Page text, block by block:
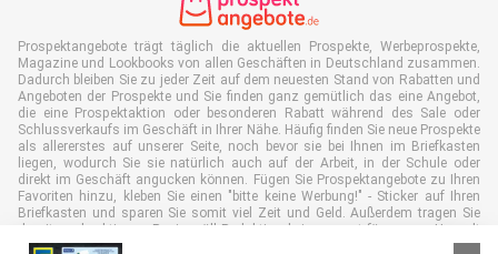
Prospektangebote trägt täglich die aktuellen Prospekte, Werbeprospekte,
Magazine und Lookbooks von allen Geschäften in Deutschland zusammen.
Dadurch bleiben Sie zu jeder Zeit auf dem neuesten Stand von Rabatten und
Angeboten der Prospekte und Sie finden ganz gemütlich das eine Angebot,
die eine Prospektaktion oder besonderen Rabatt während des Sale oder
Schlussverkaufs im Geschäft in Ihrer Nähe. Häufig finden Sie neue Prospekte
als allererstes auf unserer Seite, noch bevor sie bei Ihnen im Briefkasten
liegen, wodurch Sie sie natürlich auch auf der Arbeit, in der Schule oder
direkt im Geschäft angucken können. Fügen Sie Prospektangebote zu Ihren
Favoriten hinzu, kleben Sie einen "bitte keine Werbung!" - Sticker auf Ihren
Briefkasten und sparen Sie somit viel Zeit und Geld. Außerdem tragen Sie
damit auch aktiv zur Papiermüll Reduktion bei, was gut für unsere Umwelt
ist.